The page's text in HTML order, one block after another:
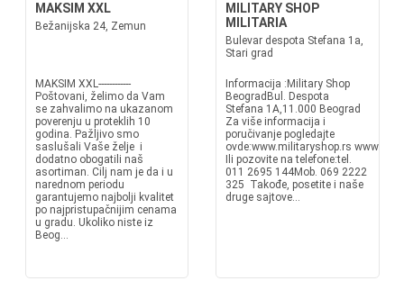
MAKSIM XXL
Bežanijska 24, Zemun
MAKSIM XXL------------
Poštovani, želimo da Vam
se zahvalimo na ukazanom
poverenju u proteklih 10
godina. Pažljivo smo
saslušali Vaše želje i
dodatno obogatili naš
asortiman. Cilj nam je da i u
narednom periodu
garantujemo najbolji kvalitet
po najpristupačnijim cenama
u gradu. Ukoliko niste iz
Beog...
MILITARY SHOP
MILITARIA
Bulevar despota Stefana 1a,
Stari grad
Informacija :Military Shop
BeogradBul. Despota
Stefana 1A,11.000 Beograd
Za više informacija i
poručivanje pogledajte
ovde:www.militaryshop.rs
Ili pozovite na telefone:tel.
011 2695 144Mob. 069 2222
325 Takođe, posetite i naše
druge sajtove...